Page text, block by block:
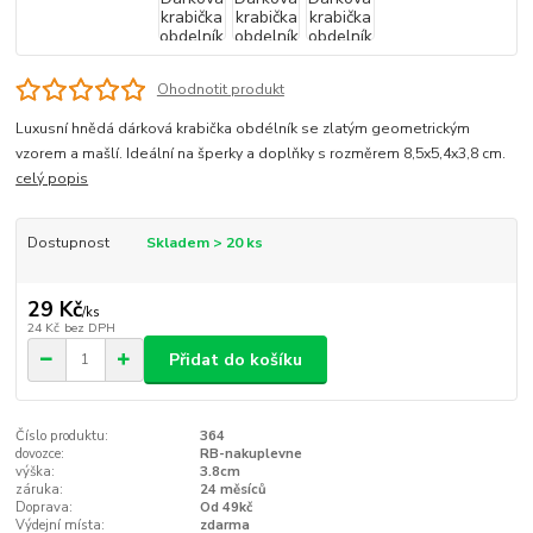
Ohodnotit produkt
Luxusní hnědá dárková krabička obdélník se zlatým geometrickým
vzorem a mašlí. Ideální na šperky a doplňky s rozměrem 8,5x5,4x3,8 cm.
celý popis
Dostupnost Skladem > 20 ks
29 Kč/ks
24 Kč bez DPH
Přidat do košíku
Číslo produktu:
364
dovozce:
RB-nakuplevne
výška:
3.8cm
záruka:
24 měsíců
Doprava:
Od 49kč
Výdejní místa:
zdarma